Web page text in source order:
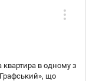
квартира в одному з
що